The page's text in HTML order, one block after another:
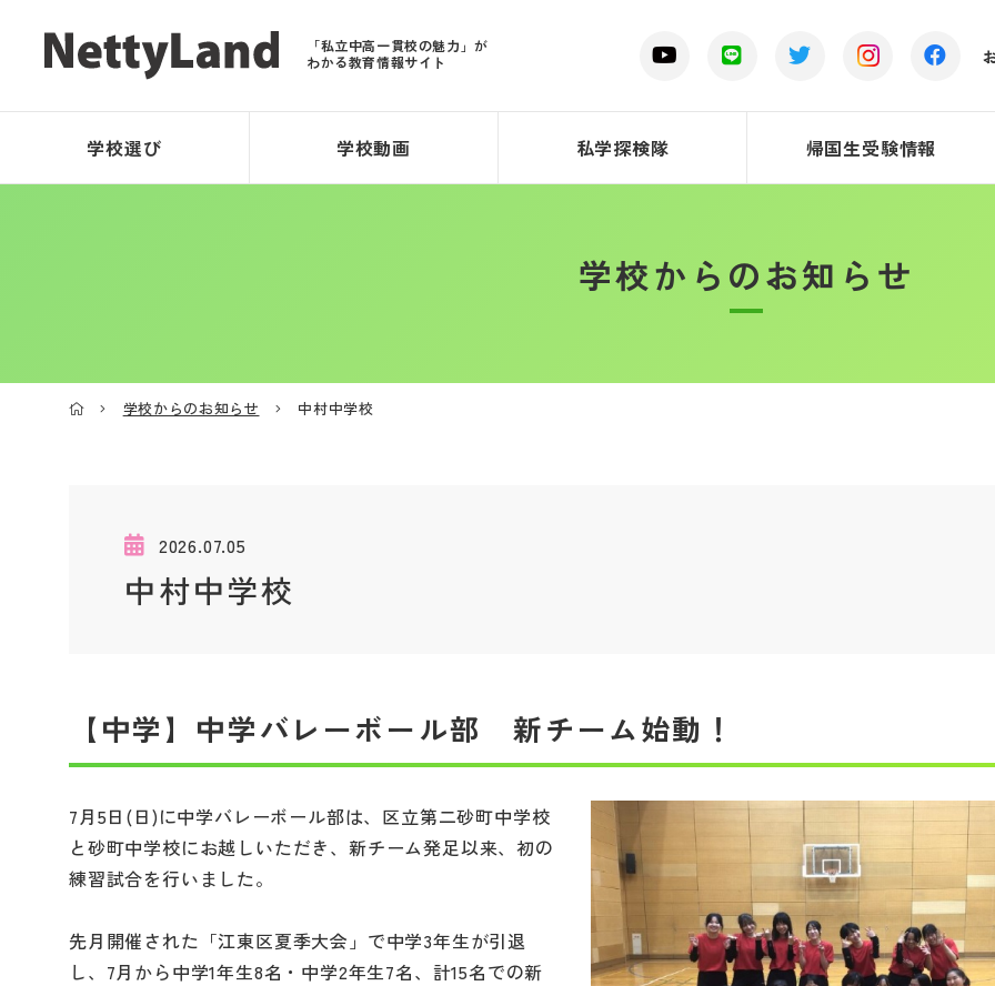
「私立中高一貫校の魅力」が
わかる教育情報サイト
学校選び 学校動画 私学探検隊 帰国生受験情報
学校からのお知らせ
学校からのお知らせ 中村中学校
2026.07.05
中村中学校
【中学】中学バレーボール部 新チーム始動！
7月5日(日)に中学バレーボール部は、区立第二砂町中学校
と砂町中学校にお越しいただき、新チーム発足以来、初の
練習試合を行いました。
先月開催された「江東区夏季大会」で中学3年生が引退
し、7月から中学1年生8名・中学2年生7名、計15名での新